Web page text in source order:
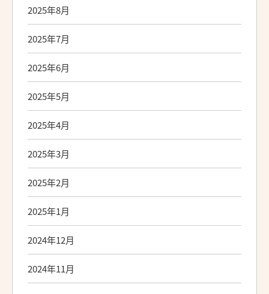
2025年8月
2025年7月
2025年6月
2025年5月
2025年4月
2025年3月
2025年2月
2025年1月
2024年12月
2024年11月